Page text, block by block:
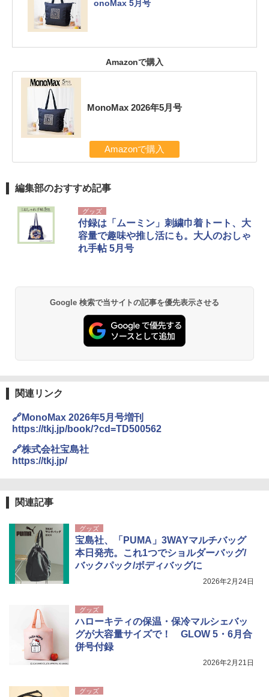
onoMax 5月号
Amazonで購入
MonoMax 2026年5月号
Amazonで購入
編集部のおすすめ記事
グッズ
付録は「ムーミン」刺繍巾着トート、大
容量で趣味や推し活にも。大人のおしゃ
れ手帖 5月号
Google 検索で当サイトの記事を優先表示させる
関連リンク
🔗MonoMax 2026年5月号増刊
https://tkj.jp/book/?cd=TD500562
🔗株式会社宝島社
https://tkj.jp/
関連記事
グッズ
宝島社、「PUMA」3WAYマルチバッグ
本日発売。これ1つでショルダーバッグ/
バックパック/ボディバッグに
2026年2月24日
グッズ
ハローキティの保温・保冷マルシェバッ
グが大容量サイズで！ GLOW 5・6月合
併号付録
2026年2月21日
グッズ